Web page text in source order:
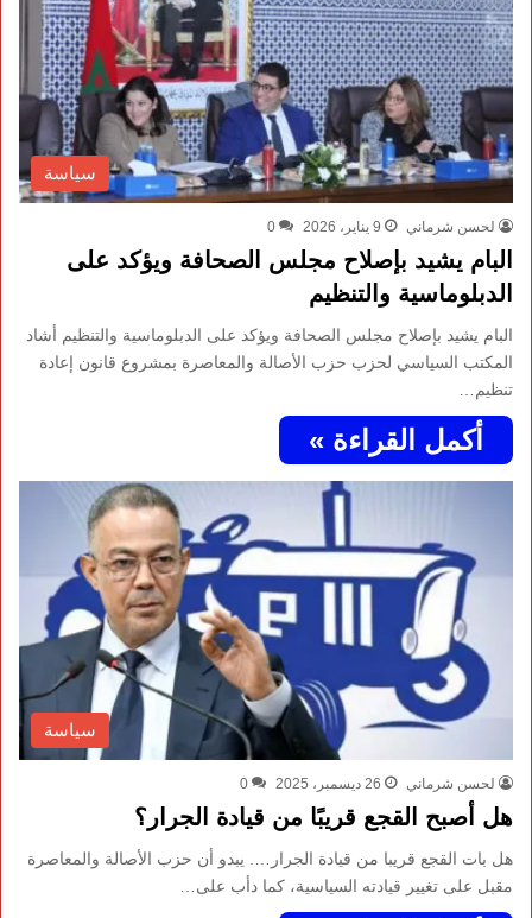
سياسة
لحسن شرماني 9 يناير، 2026 0
البام يشيد بإصلاح مجلس الصحافة ويؤكد على
الدبلوماسية والتنظيم
البام يشيد بإصلاح مجلس الصحافة ويؤكد على الدبلوماسية والتنظيم أشاد
المكتب السياسي لحزب حزب الأصالة والمعاصرة بمشروع قانون إعادة
تنظيم…
أكمل القراءة »
سياسة
لحسن شرماني 26 ديسمبر، 2025 0
هل أصبح القجع قريبًا من قيادة الجرار؟
هل بات القجع قريبا من قيادة الجرار…. يبدو أن حزب الأصالة والمعاصرة
مقبل على تغيير قيادته السياسية، كما دأب على…